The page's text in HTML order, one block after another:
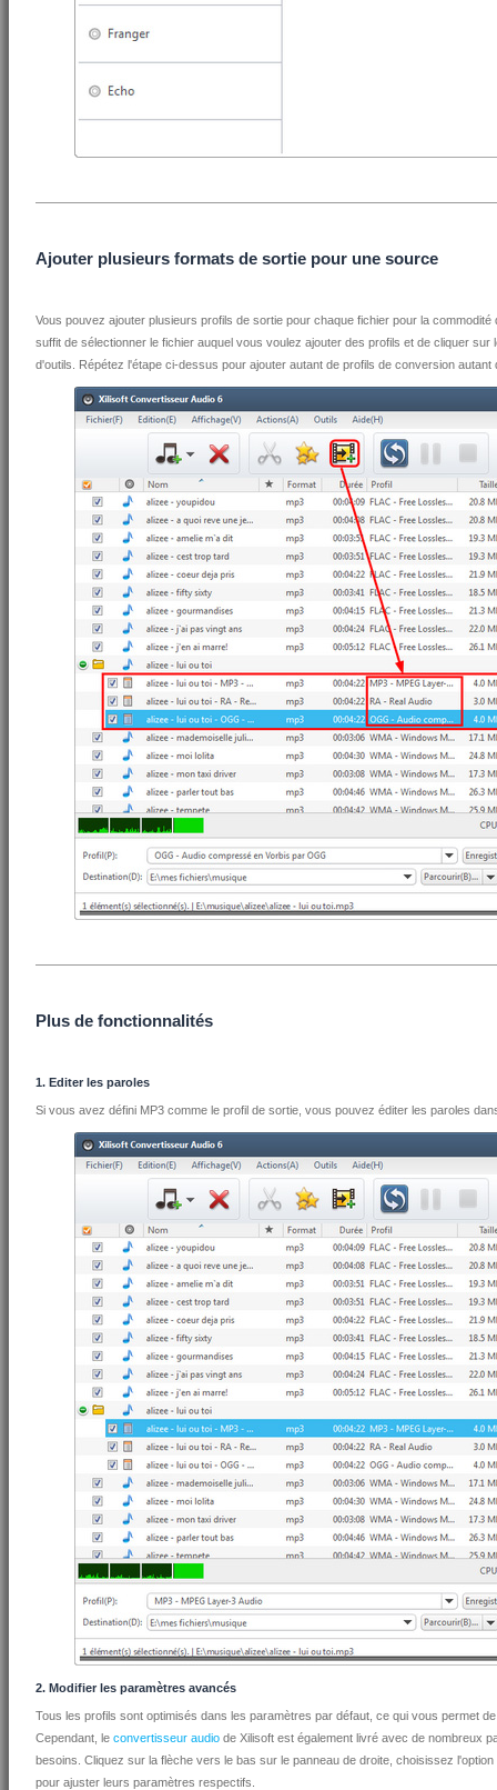
Ajouter plusieurs formats de sortie pour une source
Vous pouvez ajouter plusieurs profils de sortie pour chaque fichier pour la
suffit de sélectionner le fichier auquel vous voulez ajouter des profils et de cliquer
d'outils. Répétez l'étape ci-dessus pour ajouter autant de profils de conversion autant
Plus de fonctionnalités
1. Editer les paroles
Si vous avez défini MP3 comme le profil de sortie, vous pouvez éditer les paroles
2. Modifier les paramètres avancés
Tous les profils sont optimisés dans les paramètres par défaut, ce qui vous permet
Cependant, le convertisseur audio de Xilisoft est également livré avec de nombreux
besoins. Cliquez sur la flèche vers le bas sur le panneau de droite, choisissez
pour ajuster leurs paramètres respectifs.